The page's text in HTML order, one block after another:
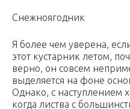
Снежноягодник
Я более чем уверена,
этот кустарник летом,
верно, он совсем
выделяется на фоне
Однако, с наступлением
когда листва с